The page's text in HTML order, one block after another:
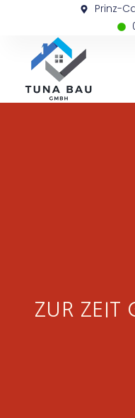
Prinz-
ZUR ZEIT